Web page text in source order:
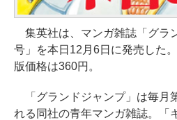
集英社は、マンガ雑誌「グラ
号」を本日12月6日に発売した
版価格は360円。
「グランドジャンプ」は毎月
れる同社の青年マンガ雑誌。「